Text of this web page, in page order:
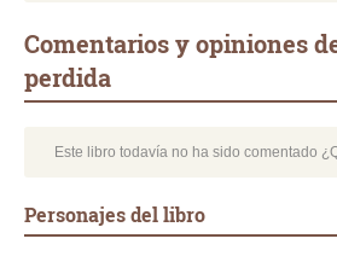
Comentarios y opiniones
perdida
Este libro todavía no ha sido comentado
Personajes del libro